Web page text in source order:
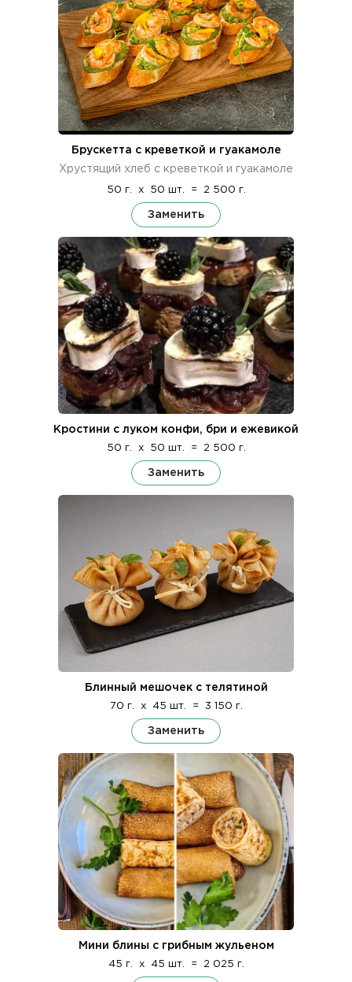
Брускетта с креветкой и гуакамоле
Хрустящий хлеб с креветкой и гуакамоле
50 г. x 50 шт. = 2 500 г.
Заменить
Кростини с луком конфи, бри и ежевикой
50 г. x 50 шт. = 2 500 г.
Заменить
Блинный мешочек с телятиной
70 г. x 45 шт. = 3 150 г.
Заменить
Мини блины с грибным жульеном
45 г. x 45 шт. = 2 025 г.